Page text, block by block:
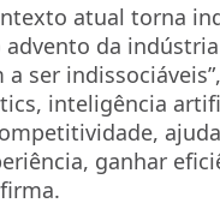
atual torna
da
ser
inteligência
ganhar